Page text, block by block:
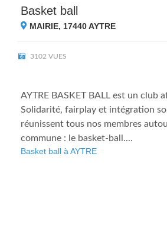
Basket ball
MAIRIE, 17440AYTRE
3102 VUES
AYTRE BASKET BALL est un club
Solidarité, fairplay et intégration
réunissent tous nos membres
commune : le basket-ball....
Basket ball à AYTRE